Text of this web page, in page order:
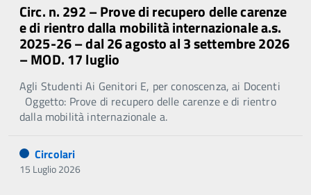
Circ. n. 292 – Prove di recupero delle carenze
e di rientro dalla mobilità internazionale a.s.
2025-26 – dal 26 agosto al 3 settembre 2026
– MOD. 17 luglio
Agli Studenti Ai Genitori E, per conoscenza, ai Docenti
Oggetto: Prove di recupero delle carenze e di rientro
dalla mobilità internazionale a.
Circolari
15 Luglio 2026